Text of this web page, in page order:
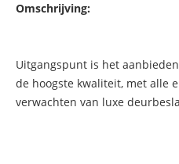
Omschrijving:
Uitgangspunt is het
de hoogste kwaliteit, met alle
verwachten van luxe